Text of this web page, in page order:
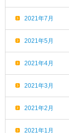
2021年7月
2021年5月
2021年4月
2021年3月
2021年2月
2021年1月